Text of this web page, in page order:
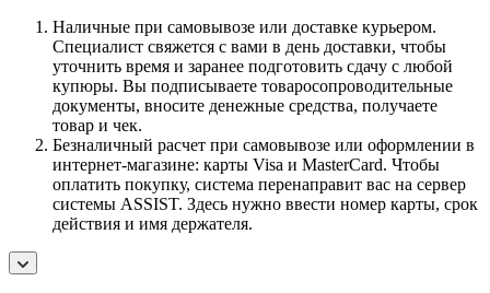
Наличные при самовывозе или доставке курьером.
Специалист свяжется с вами в день доставки, чтобы
уточнить время и заранее подготовить сдачу с любой
купюры. Вы подписываете товаросопроводительные
документы, вносите денежные средства, получаете
товар и чек.
Безналичный расчет при самовывозе или оформлении в
интернет-магазине: карты Visa и MasterCard. Чтобы
оплатить покупку, система перенаправит вас на сервер
системы ASSIST. Здесь нужно ввести номер карты, срок
действия и имя держателя.